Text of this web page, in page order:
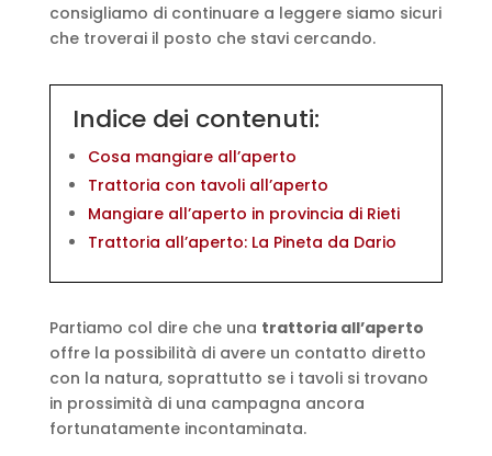
consigliamo di continuare a leggere siamo sicuri
che troverai il posto che stavi cercando.
Indice dei contenuti:
Cosa mangiare all’aperto
Trattoria con tavoli all’aperto
Mangiare all’aperto in provincia di Rieti
Trattoria all’aperto: La Pineta da Dario
Partiamo col dire che una trattoria all’aperto
offre la possibilità di avere un contatto diretto
con la natura, soprattutto se i tavoli si trovano
in prossimità di una campagna ancora
fortunatamente incontaminata.